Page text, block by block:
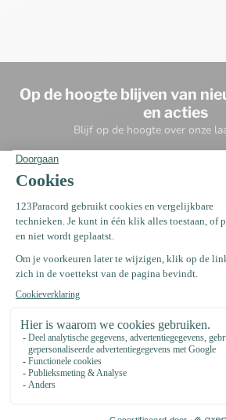
Op de hoogte blijven van
en acties
Blijf op de hoogte over onze
123Paracord
Informatie
1911 JB Uitgeest
Nederland
+31 (0)75 2040399